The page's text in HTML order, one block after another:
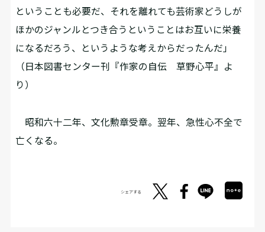
ということも必要だ、それを離れても芸術家どうしが
ほかのジャンルとつき合うということはお互いに栄養
になるだろう、というような考えからだったんだ」
（日本図書センター刊『作家の自伝 草野心平』よ
り）
昭和六十二年、文化勲章受章。翌年、急性心不全で
亡くなる。
シェアする